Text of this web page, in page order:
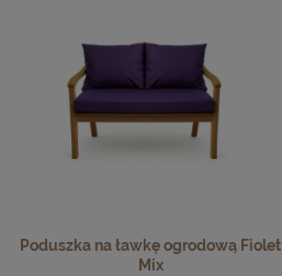
Poduszka na ławkę ogrodową Fiolet
Mix